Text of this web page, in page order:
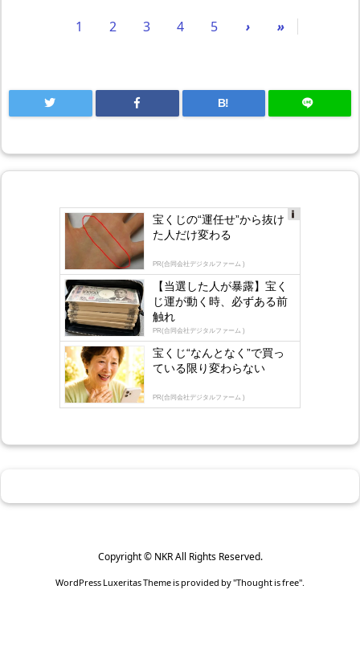
1 2 3 4 5 › »
B!
gly
宝くじの“運任せ”から抜け
た人だけ変わる
PR(合同会社デジタルファーム )
【当選した人が暴露】宝く
じ運が動く時、必ずある前
触れ
PR(合同会社デジタルファーム )
宝くじ“なんとなく”で買っ
ている限り変わらない
PR(合同会社デジタルファーム )
Copyright © NKRAll Rights Reserved.
WordPress Luxeritas Theme is provided by "Thought is free".